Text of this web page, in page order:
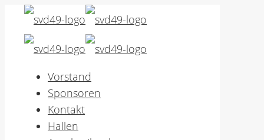
Vorstand
Sponsoren
Kontakt
Hallen